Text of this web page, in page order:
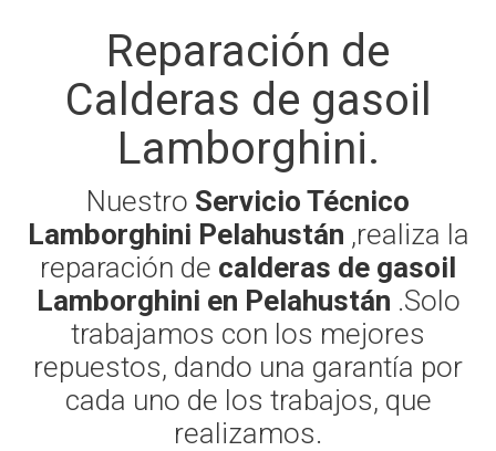
Reparación de
Calderas de gasoil
Lamborghini.
Nuestro Servicio Técnico
Lamborghini Pelahustán ,realiza la
reparación de calderas de gasoil
Lamborghini en Pelahustán .Solo
trabajamos con los mejores
repuestos, dando una garantía por
cada uno de los trabajos, que
realizamos.